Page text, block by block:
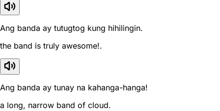
Ang banda ay tutugtog kung hihilingin.
the band is truly awesome!.
Ang banda ay tunay na kahanga-hanga!
a long, narrow band of cloud.